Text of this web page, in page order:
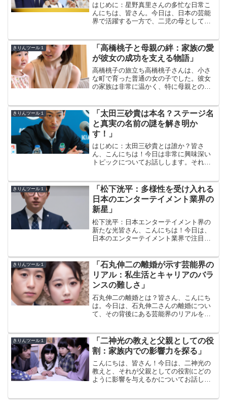
はじめに：星野真里さんの多忙な日常こ
んにちは、皆さん。今日は、日本の芸能
界で活躍する一方で、二児の母としても
優としてのキャリアを積みながら、家庭
でも子育てを楽しんでいま...
きりんツール１
「高橋桃子と母親の絆：家族の愛
が彼女の成功を支える物語」
高橋桃子の旅立ち高橋桃子さんは、小さ
な町で育った普通の女の子でした。彼女
の家族は非常に温かく、特に母親との関
見抜き、音楽や芸術への興味を積極的に
支援しました。母親は、桃...
きりんツール１
「太田三砂貴は本名？ステージ名
と真実の名前の謎を解き明か
す！」
はじめに：太田三砂貴とは誰か？皆さ
ん、こんにちは！今日は非常に興味深い
トピックについてお話しします。それ
ーテイメント業界で活躍するアーティス
トで、その魅力的なパフォーマ...
きりんツール１
「松下洸平：多様性を受け入れる
日本のエンターテイメント業界の
新星」
松下洸平：日本エンターテイメント界の
新たな光皆さん、こんにちは！今日は、
日本のエンターテイメント業界で注目を
で、多くのファンの心を掴んでいます。
では、松下洸平さんがどのよ...
きりんツール１
「石丸伸二の離婚が示す芸能界の
リアル：私生活とキャリアのバラ
ンスの難しさ」
石丸伸二の離婚とは？皆さん、こんにち
は。今日は、石丸伸二さんの離婚につい
て、その背後にある芸能界のリアルを掘
活躍してきた俳優ですが、最近になって
私生活の変化が報じられまし...
きりんツール１
「二神光の教えと父親としての役
割：家族内での影響力を探る」
こんにちは、皆さん！今日は、二神光の
教えと、それが父親としての役割にどの
ように影響を与えるかについてお話しし